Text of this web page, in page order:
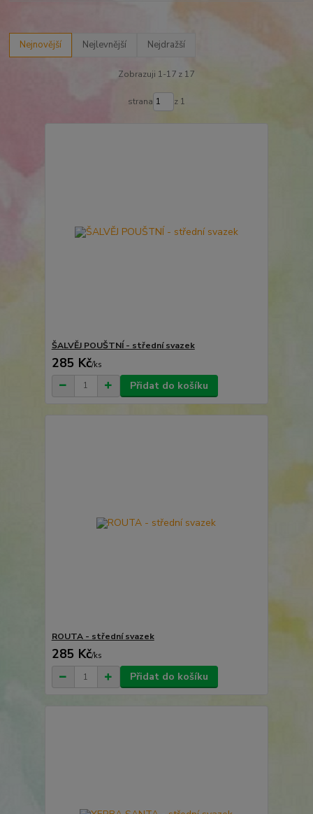
Nejnovější Nejlevnější Nejdražší
Zobrazuji 1-17 z 17
strana z 1
ŠALVĚJ POUŠTNÍ - střední svazek
285 Kč/ks
Přidat do košíku
ROUTA - střední svazek
285 Kč/ks
Přidat do košíku